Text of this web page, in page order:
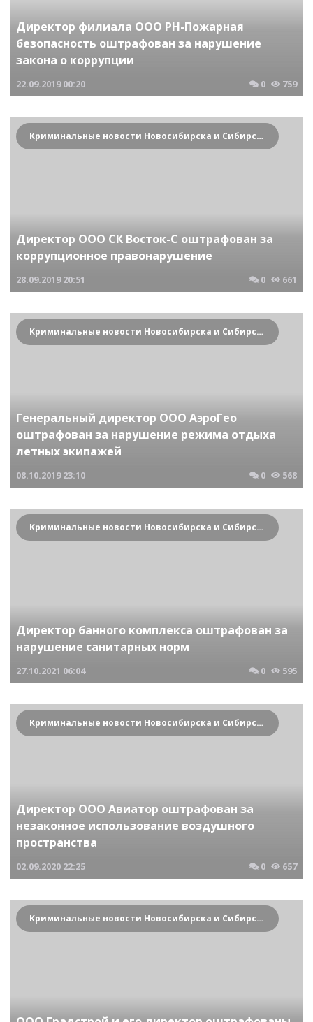
Директор филиала ООО РН-Пожарная
безопасность оштрафован за нарушение
закона о коррупции
22.09.2019 00:20 0 759
Криминальные новости Новосибирска и Сибирского региона
Директор ООО СК Восток-С оштрафован за
коррупционное правонарушение
28.09.2019 20:51 0 661
Криминальные новости Новосибирска и Сибирского региона
Генеральный директор ООО АэроГео
оштрафован за нарушение режима отдыха
летных экипажей
08.10.2019 23:10 0 568
Криминальные новости Новосибирска и Сибирского региона
Директор банного комплекса оштрафован за
нарушение санитарных норм
27.10.2021 06:04 0 595
Криминальные новости Новосибирска и Сибирского региона
Директор ООО Авиатор оштрафован за
незаконное использование воздушного
пространства
02.09.2020 22:25 0 657
Криминальные новости Новосибирска и Сибирского региона